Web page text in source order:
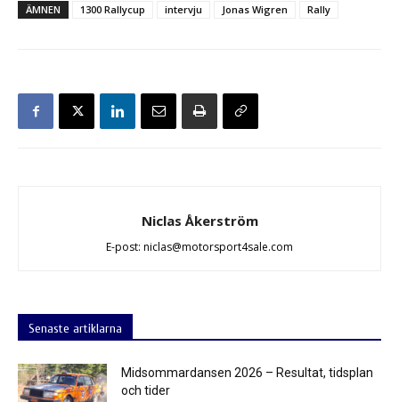
ÄMNEN 1300 Rallycup intervju Jonas Wigren Rally
Niclas Åkerström
E-post: niclas@motorsport4sale.com
Senaste artiklarna
Midsommardansen 2026 – Resultat, tidsplan
och tider